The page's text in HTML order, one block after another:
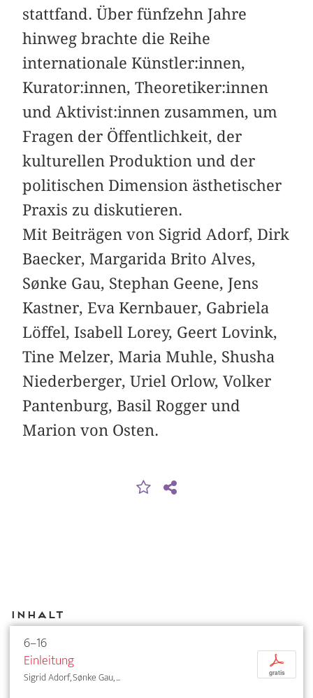
stattfand. Über fünfzehn Jahre
hinweg brachte die Reihe
internationale Künstler:innen,
Kurator:innen, Theoretiker:innen
und Aktivist:innen zusammen, um
Fragen der Öffentlichkeit, der
kulturellen Produktion und der
politischen Dimension ästhetischer
Praxis zu diskutieren.
Mit Beiträgen von Sigrid Adorf, Dirk
Baecker, Margarida Brito Alves,
Sønke Gau, Stephan Geene, Jens
Kastner, Eva Kernbauer, Gabriela
Löffel, Isabell Lorey, Geert Lovink,
Tine Melzer, Maria Muhle, Shusha
Niederberger, Uriel Orlow, Volker
Pantenburg, Basil Rogger und
Marion von Osten.
Inhalt
6–16
Einleitung
Sigrid Adorf, Sønke Gau, ...
p
gratis